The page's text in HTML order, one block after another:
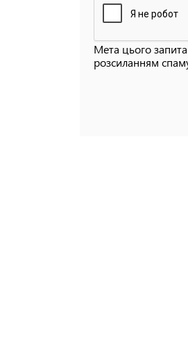
Мета цього
розсиланням